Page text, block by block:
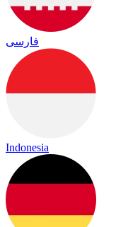
فارسی
Indonesia